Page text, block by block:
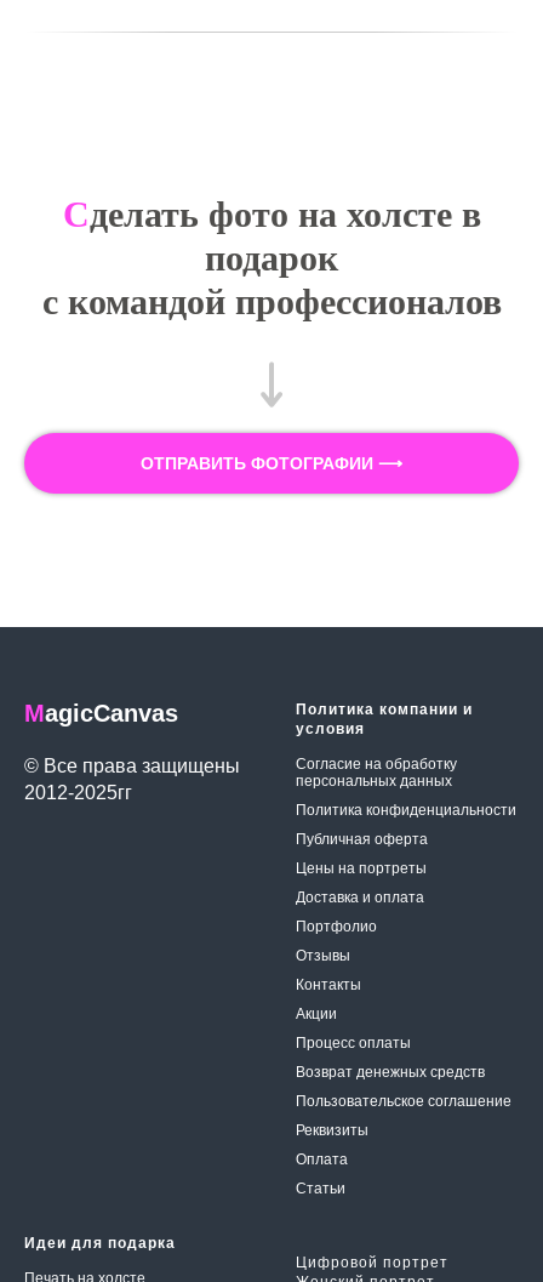
Сделать фото на холсте в
подарок
с командой профессионалов
ОТПРАВИТЬ ФОТОГРАФИИ ⟶
MagicCanvas
© Все права защищены
2012-2025гг
Политика компании и
условия
Согласие на обработку
персональных данных
Политика конфиденциальности
Публичная оферта
Цены на портреты
Доставка и оплата
Портфолио
Отзывы
Контакты
Акции
Процесс оплаты
Возврат денежных средств
Пользовательское соглашение
Реквизиты
Оплата
Статьи
Идеи для подарка
Печать на холсте
Цифровой портрет